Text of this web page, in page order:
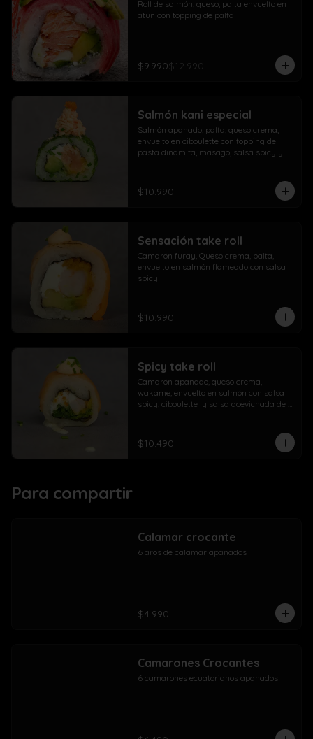
Roll de salmón, queso, palta envuelto en
atun con topping de palta
$9.990$12.990
Salmón kani especial
Salmón apanado, palta, queso crema,
envuelto en ciboulette con topping de
pasta dinamita, masago, salsa spicy y
$10.990
Sensación take roll
Camarón furay, Queso crema, palta,
envuelto en salmón flameado con salsa
spicy
$10.990
Spicy take roll
Camarón apanado, queso crema,
wakame, envuelto en salmón con salsa
spicy, ciboulette  y salsa acevichada de
$10.490
Para compartir
Calamar crocante
6 aros de calamar apanados
$4.990
Camarones Crocantes
6 camarones ecuatorianos apanados